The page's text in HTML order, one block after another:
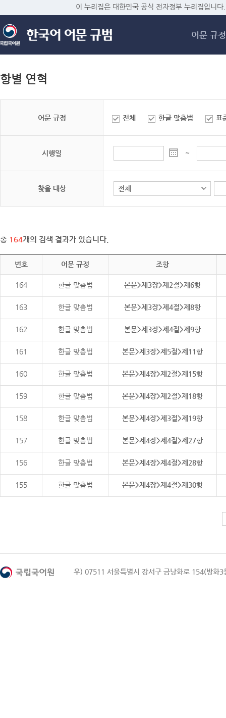
메
이 누리집은 대한민국 공식 전자정부 누리집입니다.
어문 규정
항별 연혁
어문 규정 전체 한글 맞춤법 표
시행일 ~
찾을 대상
총 164개의 검색 결과가 있습니다.
번호 어문 규정 조항
164 한글 맞춤법 본문>제3장>제2절>제6항
163 한글 맞춤법 본문>제3장>제4절>제8항
162 한글 맞춤법 본문>제3장>제4절>제9항
161 한글 맞춤법 본문>제3장>제5절>제11항
160 한글 맞춤법 본문>제4장>제2절>제15항
159 한글 맞춤법 본문>제4장>제2절>제18항
158 한글 맞춤법 본문>제4장>제3절>제19항
157 한글 맞춤법 본문>제4장>제4절>제27항
156 한글 맞춤법 본문>제4장>제4절>제28항
155 한글 맞춤법 본문>제4장>제4절>제30항
우) 07511 서울특별시 강서구 금낭화로 154(방화3